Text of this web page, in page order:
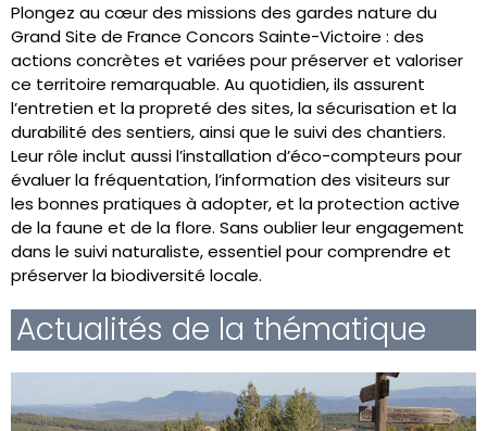
Plongez au cœur des missions des gardes nature du
Grand Site de France Concors Sainte-Victoire : des
actions concrètes et variées pour préserver et valoriser
ce territoire remarquable. Au quotidien, ils assurent
l’entretien et la propreté des sites, la sécurisation et la
durabilité des sentiers, ainsi que le suivi des chantiers.
Leur rôle inclut aussi l’installation d’éco-compteurs pour
évaluer la fréquentation, l’information des visiteurs sur
les bonnes pratiques à adopter, et la protection active
de la faune et de la flore. Sans oublier leur engagement
dans le suivi naturaliste, essentiel pour comprendre et
préserver la biodiversité locale.
Actualités de la thématique